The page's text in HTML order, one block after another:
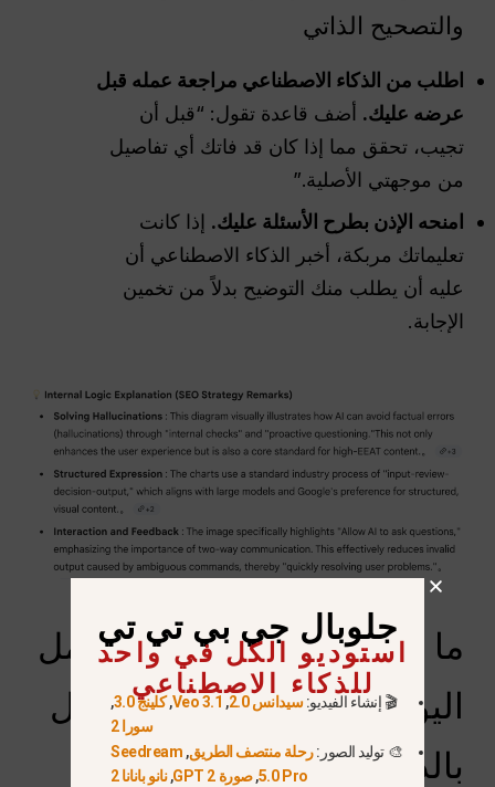
والتصحيح الذاتي
اطلب من الذكاء الاصطناعي مراجعة عمله قبل
عرضه عليك. أضف قاعدة تقول: “قبل أن
تجيب، تحقق مما إذا كان قد فاتك أي تفاصيل
من موجهتي الأصلية.”
امنحه الإذن بطرح الأسئلة عليك. إذا كانت
تعليماتك مربكة، أخبر الذكاء الاصطناعي أن
عليه أن يطلب منك التوضيح بدلاً من تخمين
الإجابة.
ما هي أفضل مهام سير العمل
اليومية لمساعد تنفيذي يعمل
بالذكاء الاصطناعي في عام
جلوبال جي بي تي تي
استوديو الكل في واحد
للذكاء الاصطناعي
🎬 إنشاء الفيديو:سيدانس 2.0 ,
Veo 3.1
,كلينج 3.0
,
سورا 2
🎨 توليد الصور:رحلة منتصف الطريق,
Seedream
5.0 Pro
,صورة GPT 2 ,نانو بانانا 2